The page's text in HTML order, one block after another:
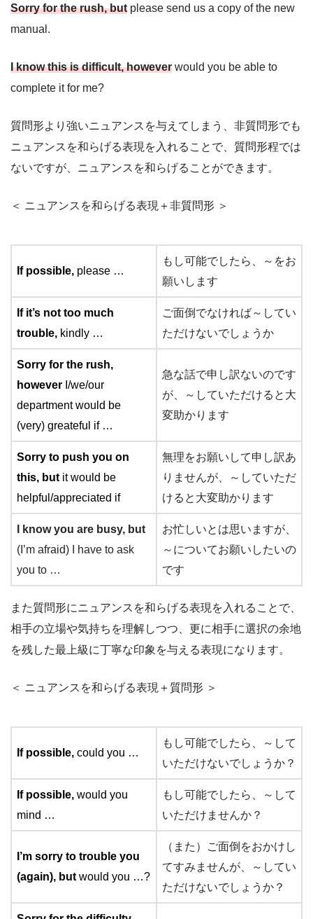
Sorry for the rush, but please send us a copy of the new
manual.
I know this is difficult, however would you be able to
complete it for me?
質問形より強いニュアンスを与えてしまう、非質問形でも
ニュアンスを和らげる表現を入れることで、質問形程では
ないですが、ニュアンスを和らげることができます。
＜ ニュアンスを和らげる表現＋非質問形 ＞
If possible, please …
もし可能でしたら、～をお
願いします
If it’s not too much
trouble, kindly …
ご面倒でなければ～してい
ただけないでしょうか
Sorry for the rush,
however I/we/our
department would be
(very) greateful if …
急な話で申し訳ないのです
が、～していただけると大
変助かります
Sorry to push you on
this, but it would be
helpful/appreciated if
無理をお願いして申し訳あ
りませんが、～していただ
けると大変助かります
I know you are busy, but
(I’m afraid) I have to ask
you to …
お忙しいとは思いますが、
～についてお願いしたいの
です
また質問形にニュアンスを和らげる表現を入れることで、
相手の立場や気持ちを理解しつつ、更に相手に選択の余地
を残した最上級に丁寧な印象を与える表現になります。
＜ ニュアンスを和らげる表現＋質問形 ＞
If possible, could you …
もし可能でしたら、～して
いただけないでしょうか？
If possible, would you
mind …
もし可能でしたら、～して
いただけませんか？
I’m sorry to trouble you
(again), but would you …?
（また）ご面倒をおかけし
てすみませんが、～してい
ただけないでしょうか？